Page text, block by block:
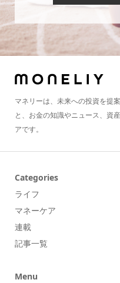
マネリーは、未来への投資を提
と、お金の知識やニュース、資
アです。
Categories
ライフ
マネーケア
連載
記事一覧
Menu